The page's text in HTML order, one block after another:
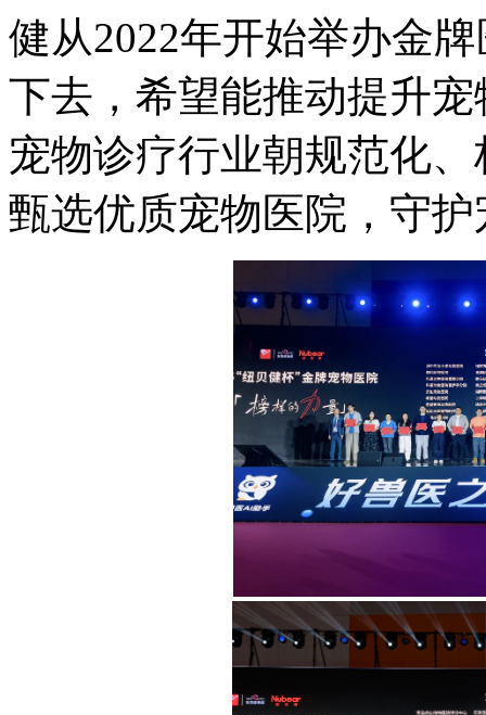
健从2022年开始举办金
下去，希望能推动提升
宠物诊疗行业朝规范化
甄选优质宠物医院，守